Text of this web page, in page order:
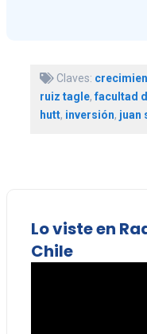
Claves:
ruiz tagle,facultad
hutt, inversión, juan
Lo viste en
Chile